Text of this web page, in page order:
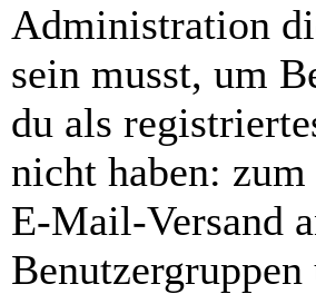
Administration
sein musst, um
du als
nicht haben:
E-Mail-Versand